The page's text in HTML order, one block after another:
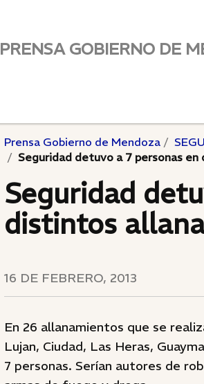
PRENSA GOBIERNO DE
Prensa Gobierno de Mendoza
Seguridad detuvo a 7 personas
Seguridad
distintos
16 DE FEBRERO, 2013
En 26 allanamientos que se
Lujan, Ciudad, Las Heras,
7 personas. Serían autores de